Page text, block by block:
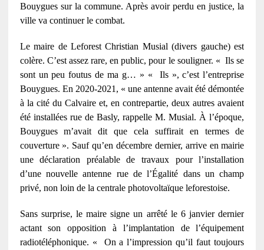
Bouygues sur la commune. Après avoir perdu en justice, la
ville va continuer le combat.
Le maire de Leforest Christian Musial (divers gauche) est
colère. C’est assez rare, en public, pour le souligner. « Ils se
sont un peu foutus de ma g… » « Ils », c’est l’entreprise
Bouygues. En 2020-2021, « une antenne avait été démontée
à la cité du Calvaire et, en contrepartie, deux autres avaient
été installées rue de Basly, rappelle M. Musial. À l’époque,
Bouygues m’avait dit que cela suffirait en termes de
couverture ». Sauf qu’en décembre dernier, arrive en mairie
une déclaration préalable de travaux pour l’installation
d’une nouvelle antenne rue de l’Égalité dans un champ
privé, non loin de la centrale photovoltaïque leforestoise.
Sans surprise, le maire signe un arrêté le 6 janvier dernier
actant son opposition à l’implantation de l’équipement
radiotéléphonique. « On a l’impression qu’il faut toujours